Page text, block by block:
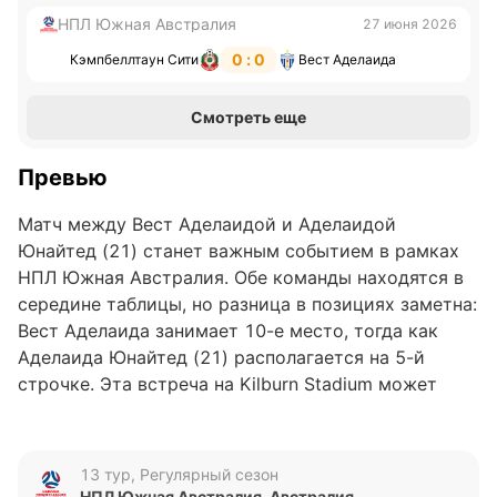
НПЛ Южная Австралия 27 июня 2026
Кэмпбеллтаун Сити 0 : 0 Вест Аделаида
Смотреть еще
Превью
Матч между Вест Аделаидой и Аделаидой
Юнайтед (21) станет важным событием в рамках
НПЛ Южная Австралия. Обе команды находятся в
середине таблицы, но разница в позициях заметна:
Вест Аделаида занимает 10-е место, тогда как
Аделаида Юнайтед (21) располагается на 5-й
строчке. Эта встреча на Kilburn Stadium может
Анализ формы команд
13 тур, Регулярный сезон